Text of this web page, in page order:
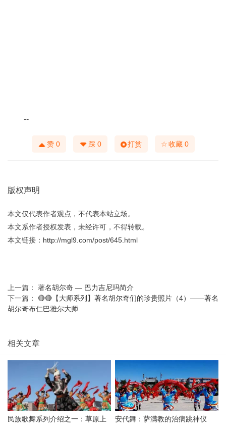
--
赞 0 踩 0 打赏 ☆收藏 0
版权声明
本文仅代表作者观点，不代表本站立场。
本文系作者授权发表，未经许可，不得转载。
本文链接： http://mgl9.com/post/645.html
上一篇： 著名胡尔奇 — 巴力吉尼玛简介
下一篇： 🔴🔴【大师系列】著名胡尔奇们的珍贵照片（4）——著名
胡尔奇布仁巴雅尔大师
相关文章
民族歌舞系列介绍之一：草原上
安代舞：萨满教的治病跳神仪